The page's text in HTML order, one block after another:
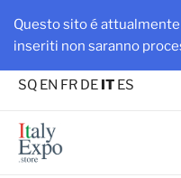
Questo sito é
inseriti non saranno
Ottieni maggiore visibilità
SQ EN FR DE IT ES